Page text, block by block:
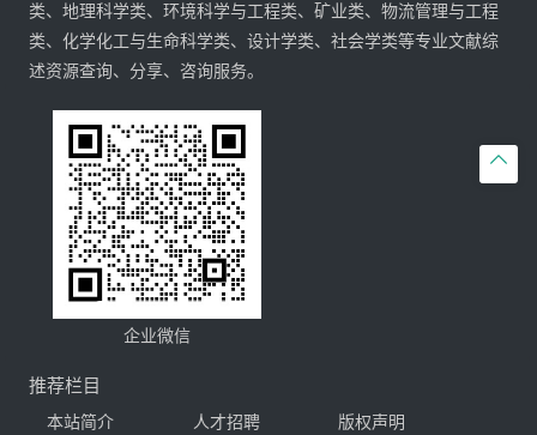

类、地理科学类、环境科学与工程类、矿业类、物流管理与工程
类、化学化工与生命科学类、设计学类、社会学类等专业文献综
述资源查询、分享、咨询服务。
企业微信
推荐栏目
本站简介 人才招聘 版权声明